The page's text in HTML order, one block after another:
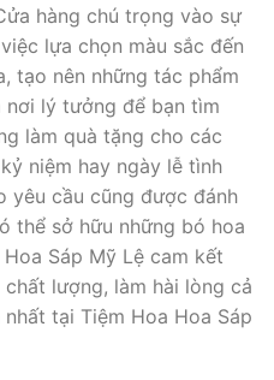
hàng chú trọng vào sự
lựa chọn màu sắc đến
tạo nên những tác phẩm
lý tưởng để bạn tìm
làm quà tặng cho các
niệm hay ngày lễ tình
yêu cầu cũng được đánh
thể sở hữu những bó hoa
Sáp Mỹ Lệ cam kết
lượng, làm hài lòng cả
tại Tiệm Hoa Hoa Sáp